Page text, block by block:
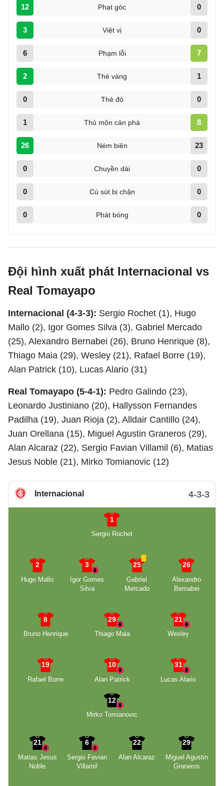
12 Phạt góc 0
3 Việt vị 0
6 Phạm lỗi 7
2 Thẻ vàng 1
0 Thẻ đỏ 0
1 Thủ môn cản phá 8
26 Ném biên 23
0 Chuyền dài 0
0 Cú sút bị chặn 0
0 Phát bóng 0
Đội hình xuất phát Internacional vs
Real Tomayapo
Internacional (4-3-3): Sergio Rochet (1), Hugo
Mallo (2), Igor Gomes Silva (3), Gabriel Mercado
(25), Alexandro Bernabei (26), Bruno Henrique (8),
Thiago Maia (29), Wesley (21), Rafael Borre (19),
Alan Patrick (10), Lucas Alario (31)
Real Tomayapo (5-4-1): Pedro Galindo (23),
Leonardo Justiniano (20), Hallysson Fernandes
Padilha (19), Juan Rioja (2), Alldair Cantillo (24),
Juan Orellana (15), Miguel Agustin Graneros (29),
Alan Alcaraz (22), Sergio Favian Villamil (6), Matias
Jesus Noble (21), Mirko Tomianovic (12)
Internacional 4-3-3
1
Sergio Rochet
2
Hugo Mallo
3
Igor Gomes
Silva
25
Gabriel
Mercado
26
Alexandro
Bernabei
8
Bruno Henrique
29
Thiago Maia
21
Wesley
19
Rafael Borre
10
Alan Patrick
31
Lucas Alario
12
Mirko Tomianovic
21
Matias Jesus
Noble
6
Sergio Favian
Villamil
22
Alan Alcaraz
29
Miguel Agustin
Graneros